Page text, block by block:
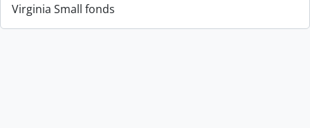
Virginia Small fonds